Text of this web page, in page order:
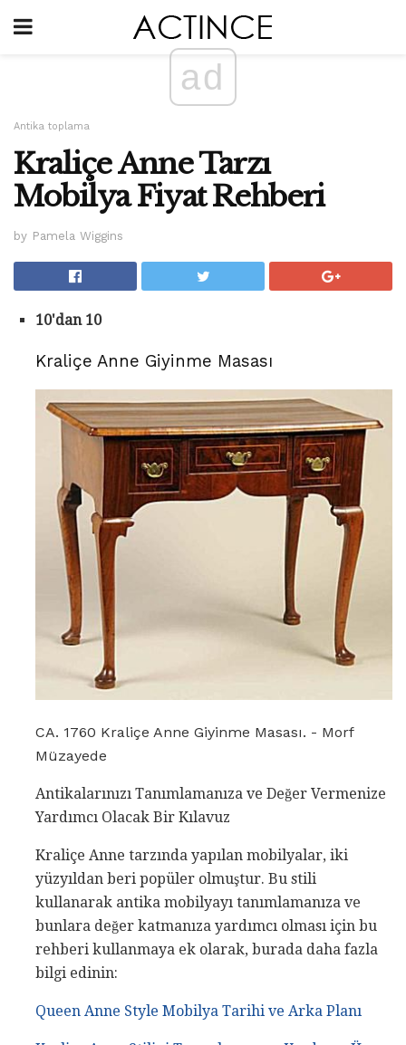
ad
Antika toplama
Kraliçe Anne Tarzı
Mobilya Fiyat Rehberi
by Pamela Wiggins
10'dan 10
Kraliçe Anne Giyinme Masası
CA. 1760 Kraliçe Anne Giyinme Masası. - Morf
Müzayede
Antikalarınızı Tanımlamanıza ve Değer Vermenize
Yardımcı Olacak Bir Kılavuz
Kraliçe Anne tarzında yapılan mobilyalar, iki
yüzyıldan beri popüler olmuştur. Bu stili
kullanarak antika mobilyayı tanımlamanıza ve
bunlara değer katmanıza yardımcı olması için bu
rehberi kullanmaya ek olarak, burada daha fazla
bilgi edinin:
Queen Anne Style Mobilya Tarihi ve Arka Planı